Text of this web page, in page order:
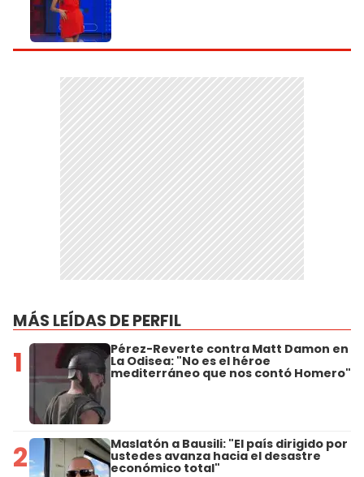
MÁS LEÍDAS DE PERFIL
1 Pérez-Reverte contra Matt Damon en
La Odisea: "No es el héroe
mediterráneo que nos contó Homero"
2 Maslatón a Bausili: "El país dirigido por
ustedes avanza hacia el desastre
económico total"